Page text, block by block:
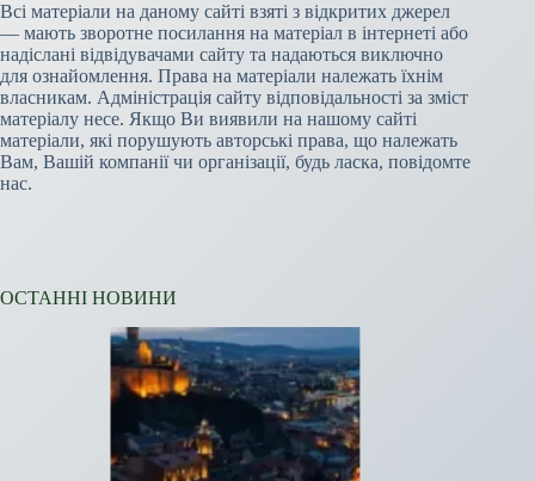
Всі матеріали на даному сайті взяті з відкритих джерел
— мають зворотне посилання на матеріал в інтернеті або
надіслані відвідувачами сайту та надаються виключно
для ознайомлення. Права на матеріали належать їхнім
власникам. Адміністрація сайту відповідальності за зміст
матеріалу несе. Якщо Ви виявили на нашому сайті
матеріали, які порушують авторські права, що належать
Вам, Вашій компанії чи організації, будь ласка, повідомте
нас.
ОСТАННІ НОВИНИ